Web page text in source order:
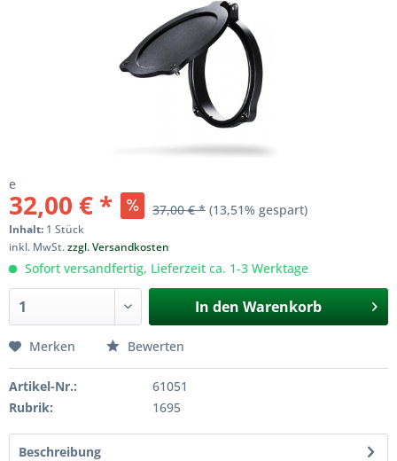
e
32,00 € * 37,00 € * (13,51% gespart)
Inhalt: 1 Stück
inkl. MwSt.zzgl. Versandkosten
Sofort versandfertig, Lieferzeit ca. 1-3 Werktage
In den Warenkorb
Merken Bewerten
Artikel-Nr.:
61051
Rubrik:
1695
Beschreibung